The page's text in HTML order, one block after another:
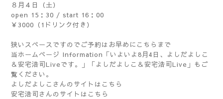
８月４日（土）
open 15：30 / start 16：00
￥3000（1ドリンク付き）
狭いスペースですのでご予約はお早めに こちら まで
当ホームページ Information「いよいよ8月4日、よしだよしこ
＆安宅浩司Liveです。
」「よしだよしこ＆安宅浩司Live 」もご
覧ください。
よしだよしこさんのサイトは こちら
安宅浩司さんのサイトは こちら